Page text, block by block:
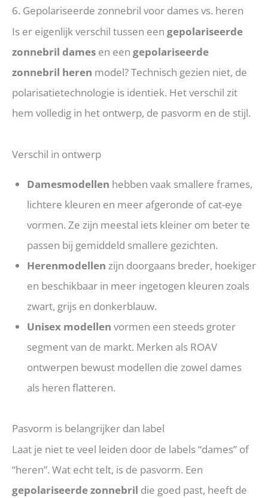
6. Gepolariseerde zonnebril voor dames vs. heren
Is er eigenlijk verschil tussen een gepolariseerde
zonnebril dames en een gepolariseerde
zonnebril heren model? Technisch gezien niet, de
polarisatietechnologie is identiek. Het verschil zit
hem volledig in het ontwerp, de pasvorm en de stijl.
Verschil in ontwerp
Damesmodellen hebben vaak smallere frames,
lichtere kleuren en meer afgeronde of cat-eye
vormen. Ze zijn meestal iets kleiner om beter te
passen bij gemiddeld smallere gezichten.
Herenmodellen zijn doorgaans breder, hoekiger
en beschikbaar in meer ingetogen kleuren zoals
zwart, grijs en donkerblauw.
Unisex modellen vormen een steeds groter
segment van de markt. Merken als ROAV
ontwerpen bewust modellen die zowel dames
als heren flatteren.
Pasvorm is belangrijker dan label
Laat je niet te veel leiden door de labels “dames” of
“heren”. Wat echt telt, is de pasvorm. Een
gepolariseerde zonnebril die goed past, heeft de